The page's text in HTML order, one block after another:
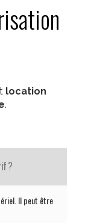
location
.
?
Il peut être